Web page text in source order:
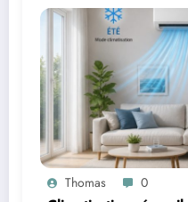
Thomas 0